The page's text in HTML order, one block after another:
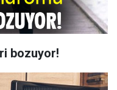
bozuyor!